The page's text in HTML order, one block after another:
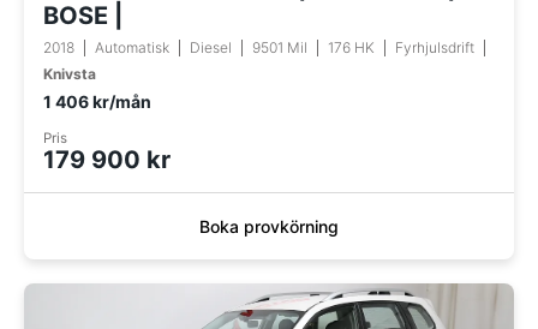
BOSE |
2018 Automatisk Diesel 9501 Mil 176 HK
Fyrhjulsdrift
Knivsta
1 406 kr/mån
Pris
179 900 kr
Boka provkörning